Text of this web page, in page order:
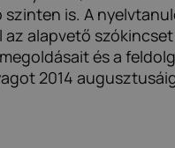
is. A
alapvető
és a
2014